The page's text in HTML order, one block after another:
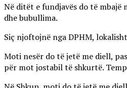
Në ditët e fundjavës do të mbajë
dhe bubullima.
Siç njoftojnë nga DPHM,
Moti nesër do të jetë me diell,
për mot jostabil të shkurtë.